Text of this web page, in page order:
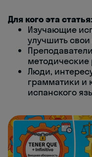
Для кого эта статья:
Изучающие
улучшить
Люди,
грамматики и
испанского